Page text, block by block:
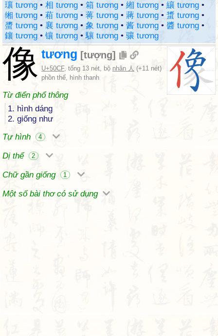
瓖 tương • 相 tương • 箱 tương • 緗 tương • 纕 tương •
缃 tương • 葙 tương • 蒋 tương • 蔣 tương • 螀 tương •
螿 tương • 襄 tương • 象 tương • 酱 tương • 醬 tương •
鑲 tương • 镶 tương •驤 tương • 骧 tương
像 tương [tượng]
U+50CF, tổng 13 nét, bộ nhân 人 (+11 nét)
phồn thể, hình thanh
Từ điển phổ thông
1. hình dáng
2. giống như
Tự hình
4
Dị thể 2
Chữ gần giống 1
Một số bài thơ có sử dụng